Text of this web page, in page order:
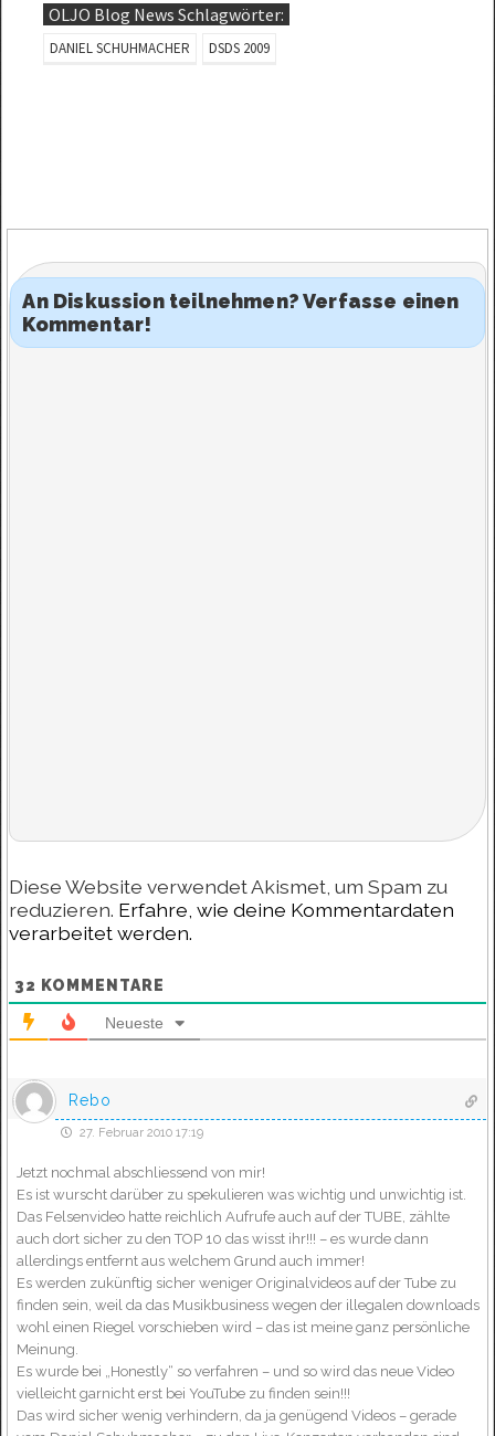
OLJO Blog News Schlagwörter:
DANIEL SCHUHMACHER DSDS 2009
An Diskussion teilnehmen? Verfasse einen
Kommentar!
Diese Website verwendet Akismet, um Spam zu
reduzieren. Erfahre, wie deine Kommentardaten
verarbeitet werden.
32 KOMMENTARE
Neueste
Rebo
27. Februar 2010 17:19
Jetzt nochmal abschliessend von mir!
Es ist wurscht darüber zu spekulieren was wichtig und unwichtig ist.
Das Felsenvideo hatte reichlich Aufrufe auch auf der TUBE, zählte
auch dort sicher zu den TOP 10 das wisst ihr!!! – es wurde dann
allerdings entfernt aus welchem Grund auch immer!
Es werden zukünftig sicher weniger Originalvideos auf der Tube zu
finden sein, weil da das Musikbusiness wegen der illegalen downloads
wohl einen Riegel vorschieben wird – das ist meine ganz persönliche
Meinung.
Es wurde bei „Honestly“ so verfahren – und so wird das neue Video
vielleicht garnicht erst bei YouTube zu finden sein!!!
Das wird sicher wenig verhindern, da ja genügend Videos – gerade